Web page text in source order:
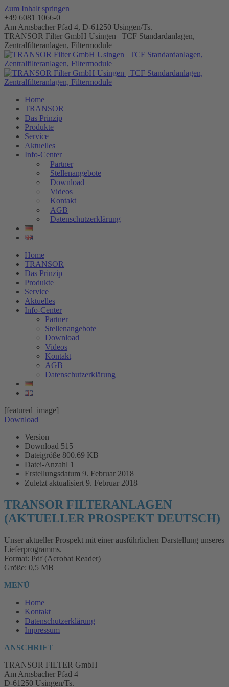
Zum Inhalt springen
+49 6081 1066-0
Am Arnsbacher Pfad 4, D-61250 Usingen/Ts.
TRANSOR Filter GmbH Usingen | TCF Standardanlagen,
Zentralfilteranlagen, Filtermodule
Home
TRANSOR
Das Prinzip
Produkte
Service
Aktuelles
Info-Center
Partner
Stellenangebote
Download
Videos
Kontakt
AGB
Datenschutzerklärung
Home
TRANSOR
Das Prinzip
Produkte
Service
Aktuelles
Info-Center
Partner
Stellenangebote
Download
Videos
Kontakt
AGB
Datenschutzerklärung
[featured_image]
Download
Version
Download 515
Dateigröße 800.69 KB
Datei-Anzahl 1
Erstellungsdatum 9. Februar 2018
Zuletzt aktualisiert 9. Februar 2018
TRANSOR FILTERANLAGEN
(AKTUELLER PROSPEKT DEUTSCH)
Unser aktueller Prospekt mit einer ausführlichen Darstellung unseres
Lieferprogramms.
Format: Pdf (Acrobat Reader)
Größe: 0,5 MB
MENÜ
Home
Kontakt
Datenschutzerklärung
Impressum
ANSCHRIFT
TRANSOR FILTER GmbH
Am Arnsbacher Pfad 4
D-61250 Usingen/Ts.